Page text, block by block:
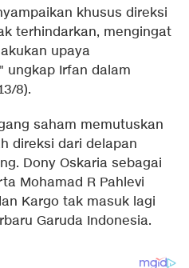
khusus direksi
terhindarkan, mengingat
upaya
ungkap Irfan dalam
8).
saham memutuskan
direksi dari delapan
Dony Oskaria sebagai
Mohamad R Pahlevi
Kargo tak masuk lagi
Garuda Indonesia.